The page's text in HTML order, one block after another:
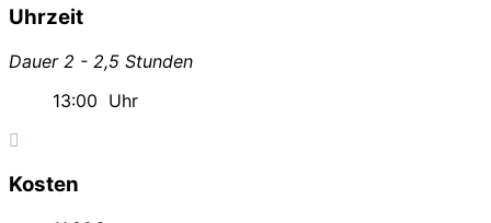
Uhrzeit
Dauer 2 - 2,5 Stunden
13:00 Uhr
Kosten